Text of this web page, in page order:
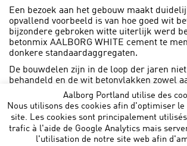
Een bezoek aan het gebouw maakt
opvallend voorbeeld is van hoe goed wit
bijzondere gebroken witte uiterlijk werd
betonmix AALBORG WHITE cement te
donkere standaardaggregaten.
De bouwdelen zijn in de loop der jaren
behandeld en de wit betonvlakken zowel
de buitenzijde blijven in perfecte staat.
Aalborg Portland utilise des
Nous utilisons des cookies afin d'optimiser
site. Les cookies sont principalement
trafic à l'aide de Google Analytics mais
l'utilisation de notre site web afin